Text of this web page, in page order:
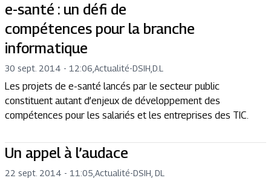
e-santé : un défi de
compétences pour la branche
informatique
30 sept. 2014 - 12:06 Actualité-DSIH,D.L
Les projets de e-santé lancés par le secteur public
constituent autant d’enjeux de développement des
compétences pour les salariés et les entreprises des TIC.
Un appel à l’audace
22 sept. 2014 - 11:05 Actualité-DSIH, DL